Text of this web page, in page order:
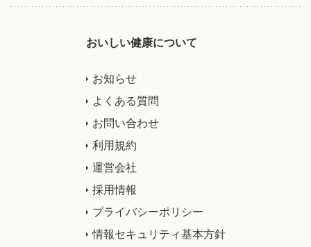
おいしい健康について
お知らせ
よくある質問
お問い合わせ
利用規約
運営会社
採用情報
プライバシーポリシー
情報セキュリティ基本方針